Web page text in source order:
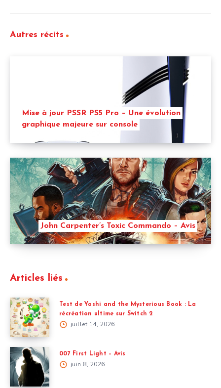
Autres récits
Mise à jour PSSR PS5 Pro – Une évolution
graphique majeure sur console
John Carpenter’s Toxic Commando – Avis
Articles liés
Test de Yoshi and the Mysterious Book : La
récréation ultime sur Switch 2
juillet 14, 2026
007 First Light – Avis
juin 8, 2026